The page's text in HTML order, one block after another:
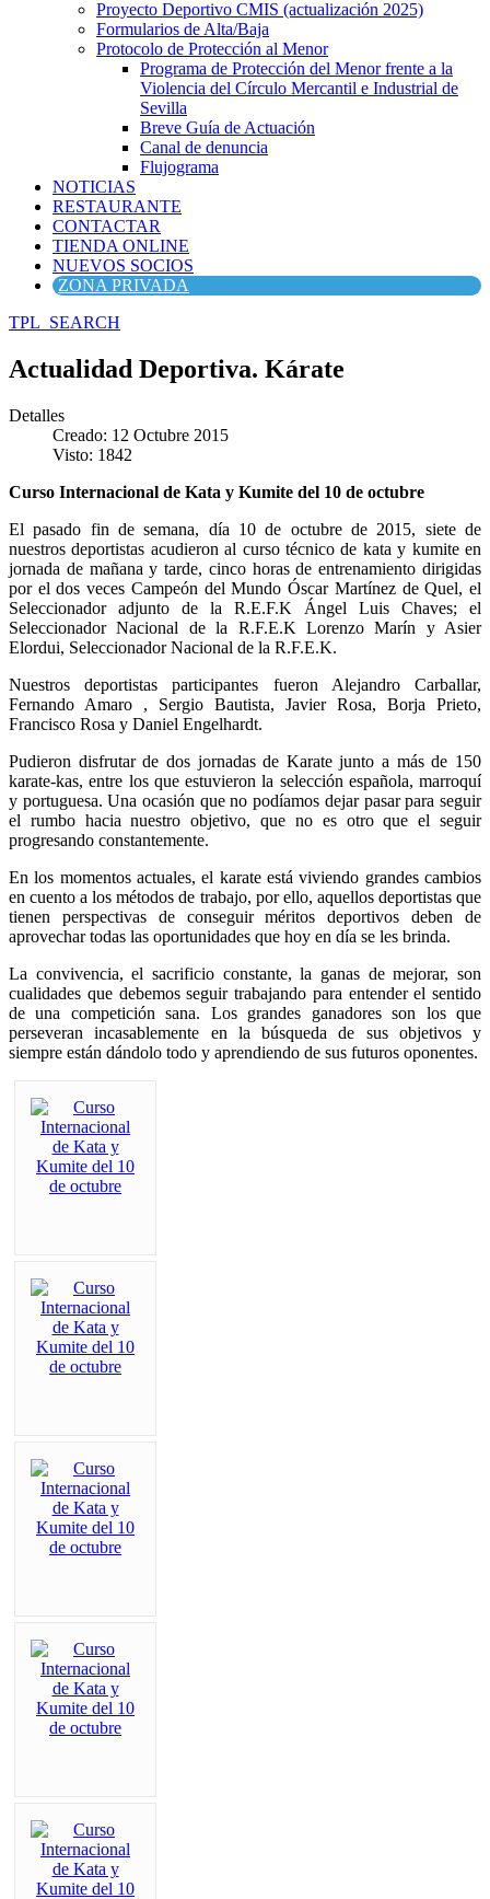
Proyecto Deportivo CMIS (actualización 2025)
Formularios de Alta/Baja
Protocolo de Protección al Menor
Programa de Protección del Menor frente a la
Violencia del Círculo Mercantil e Industrial de
Sevilla
Breve Guía de Actuación
Canal de denuncia
Flujograma
NOTICIAS
RESTAURANTE
CONTACTAR
TIENDA ONLINE
NUEVOS SOCIOS
ZONA PRIVADA
TPL_SEARCH
Actualidad Deportiva. Kárate
Detalles
Creado: 12 Octubre 2015
Visto: 1842
Curso Internacional de Kata y Kumite del 10 de octubre
El pasado fin de semana, día 10 de octubre de 2015, siete de
nuestros deportistas acudieron al curso técnico de kata y kumite en
jornada de mañana y tarde, cinco horas de entrenamiento dirigidas
por el dos veces Campeón del Mundo Óscar Martínez de Quel, el
Seleccionador adjunto de la R.E.F.K Ángel Luis Chaves; el
Seleccionador Nacional de la R.F.E.K Lorenzo Marín y Asier
Elordui, Seleccionador Nacional de la R.F.E.K.
Nuestros deportistas participantes fueron Alejandro Carballar,
Fernando Amaro , Sergio Bautista, Javier Rosa, Borja Prieto,
Francisco Rosa y Daniel Engelhardt.
Pudieron disfrutar de dos jornadas de Karate junto a más de 150
karate-kas, entre los que estuvieron la selección española, marroquí
y portuguesa. Una ocasión que no podíamos dejar pasar para seguir
el rumbo hacia nuestro objetivo, que no es otro que el seguir
progresando constantemente.
En los momentos actuales, el karate está viviendo grandes cambios
en cuento a los métodos de trabajo, por ello, aquellos deportistas que
tienen perspectivas de conseguir méritos deportivos deben de
aprovechar todas las oportunidades que hoy en día se les brinda.
La convivencia, el sacrificio constante, la ganas de mejorar, son
cualidades que debemos seguir trabajando para entender el sentido
de una competición sana. Los grandes ganadores son los que
perseveran incasablemente en la búsqueda de sus objetivos y
siempre están dándolo todo y aprendiendo de sus futuros oponentes.